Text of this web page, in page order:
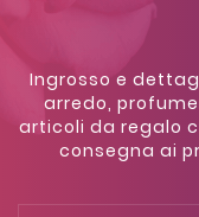
Ingrosso e
arredo,
articoli da regalo
consegna ai